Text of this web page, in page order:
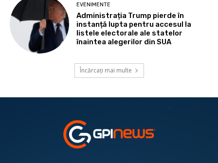
EVENIMENTE
Administrația Trump pierde în
instanță lupta pentru accesul la
listele electorale ale statelor
înaintea alegerilor din SUA
Încărcați mai multe